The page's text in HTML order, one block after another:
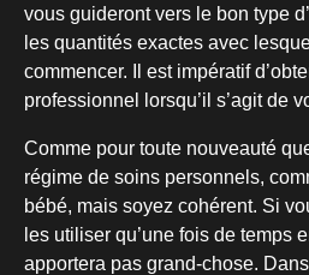
vous guideront vers le bon type
les quantités exactes avec
commencer. Il est impératif
professionnel lorsqu’il s’agit de
Comme pour toute nouveauté
régime de soins personnels,
bébé, mais soyez cohérent. Si
les utiliser qu’une fois de temps
apportera pas grand-chose.